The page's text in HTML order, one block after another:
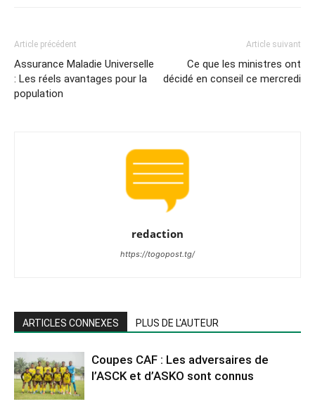
Article précédent
Assurance Maladie Universelle
: Les réels avantages pour la
population
Article suivant
Ce que les ministres ont
décidé en conseil ce mercredi
redaction
https://togopost.tg/
ARTICLES CONNEXES PLUS DE L'AUTEUR
Coupes CAF : Les adversaires de
l’ASCK et d’ASKO sont connus